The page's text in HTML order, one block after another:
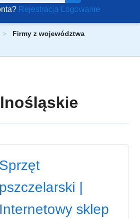
Rejestracja Logowanie
Firmy z województwa
Sprzęt
pszczelarski |
Internetowy sklep